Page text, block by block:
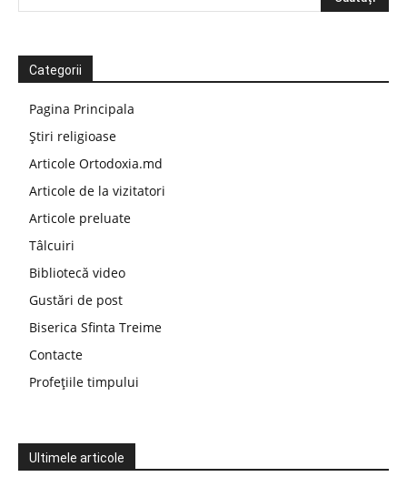
Categorii
Pagina Principala
Știri religioase
Articole Ortodoxia.md
Articole de la vizitatori
Articole preluate
Tâlcuiri
Bibliotecă video
Gustări de post
Biserica Sfinta Treime
Contacte
Profețiile timpului
Ultimele articole